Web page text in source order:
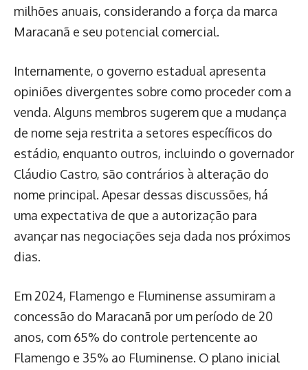
milhões anuais, considerando a força da marca
Maracanã e seu potencial comercial.
Internamente, o governo estadual apresenta
opiniões divergentes sobre como proceder com a
venda. Alguns membros sugerem que a mudança
de nome seja restrita a setores específicos do
estádio, enquanto outros, incluindo o governador
Cláudio Castro, são contrários à alteração do
nome principal. Apesar dessas discussões, há
uma expectativa de que a autorização para
avançar nas negociações seja dada nos próximos
dias.
Em 2024, Flamengo e Fluminense assumiram a
concessão do Maracanã por um período de 20
anos, com 65% do controle pertencente ao
Flamengo e 35% ao Fluminense. O plano inicial